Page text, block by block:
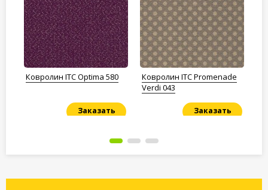
Ковролин ITC Optima 580
Заказать
Ковролин ITC Promenade
Verdi 043
Заказать